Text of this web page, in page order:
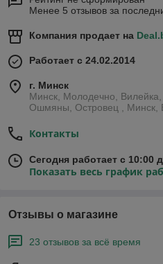
Менее 5 отзывов за
Компания продает на
Работает с 24.02.2014
г. Минск
Минск, Молодечно,
Ошмяны, Островец , Минск,
Контакты
Сегодня работает с 10:00
Показать весь график
Отзывы о магазине
23 отзывов за всё время